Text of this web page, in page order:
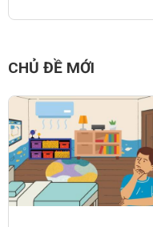
CHỦ ĐỀ MỚI